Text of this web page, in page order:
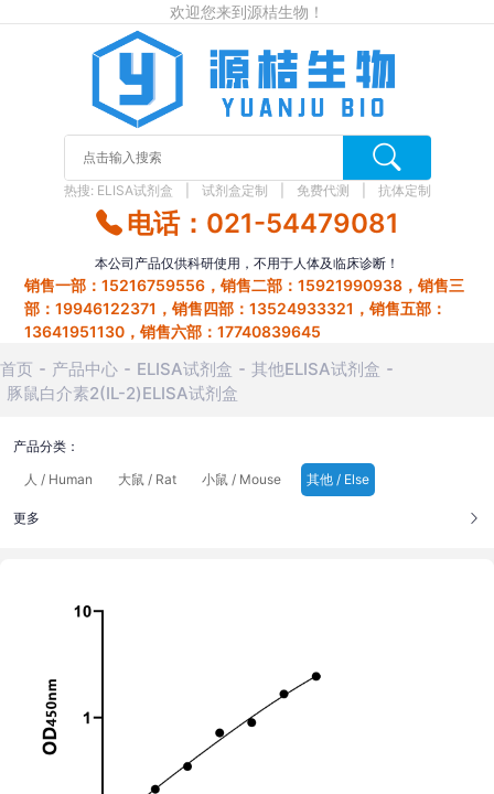
欢迎您来到源桔生物！
热搜: ELISA试剂盒 试剂盒定制 免费代测 抗体定制
电话：021-54479081
本公司产品仅供科研使用，不用于人体及临床诊断！
销售一部：15216759556，销售二部：15921990938，销售三
部：19946122371，销售四部：13524933321，销售五部：
13641951130，销售六部：17740839645
首页 产品中心 ELISA试剂盒
其他ELISA试剂盒
豚鼠白介素2(IL-2)ELISA试剂盒
产品分类：
人 / Human
大鼠 / Rat 小鼠 / Mouse 其他 / Else
更多